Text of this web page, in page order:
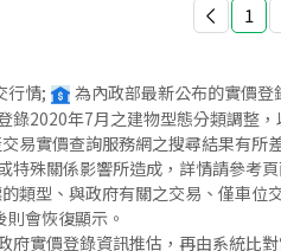
1
行情; 為內政部最新公布的實價登
錄2020年7月之建物型態分類調整
易實價查詢服務網之搜尋結果有所
特殊關係影響所造成，詳情請參考
類型、與政府有關之交易、僅車
會恢復顯示。
府實價登錄資訊推估，再由系統比